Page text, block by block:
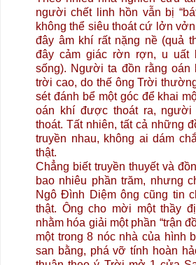
người chết linh hồn vẫn bị
không thể siêu thoát cứ lởn
đây âm khí rất nặng nề (quả
đây cảm giác rờn rợn, u uất
sống). Người ta đồn rằng oán
trời cao, do thế ông Trời
sét đánh bể một góc để khai
oán khí được thoát ra, người
thoát. Tất nhiên, tất cả những
truyền nhau, không ai dám
thật.
Chẳng biết truyền thuyết và
bao nhiêu phần trăm, nhưng
Ngô Đình Diệm ông cũng tin
thật. Ông cho mời một thầy
nhằm hóa giải một phần “trận
một trong 8 nóc nhà của hình
san bằng, phá vỡ tính hoàn